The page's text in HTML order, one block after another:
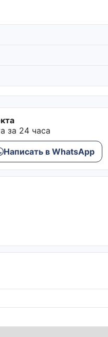
за 24 часа
Написать в WhatsApp